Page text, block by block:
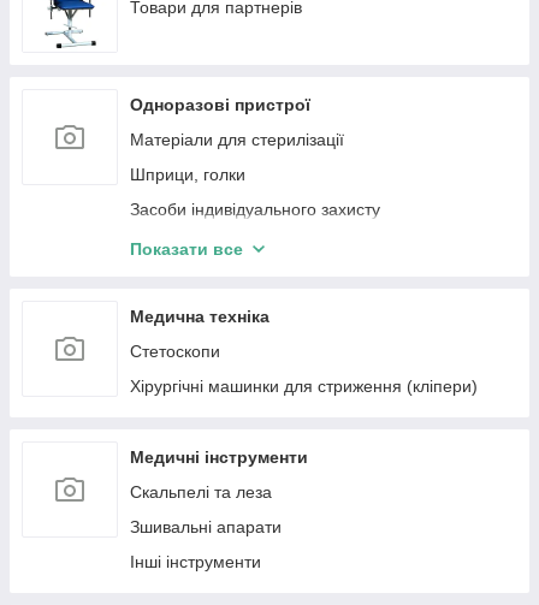
Товари для партнерів
Одноразові пристрої
Матеріали для стерилізації
Шприци, голки
Засоби індивідуального захисту
Операційна білизна та покриття
Інфузійна терапія
Гемостатичні губки
Засоби для УЗД, ЕКГ
Показати все
Медична техніка
Стетоскопи
Хірургічні машинки для стриження (кліпери)
Медичні інструменти
Скальпелі та леза
Зшивальні апарати
Інші інструменти